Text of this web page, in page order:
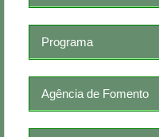
Programa
Agência de Fomento